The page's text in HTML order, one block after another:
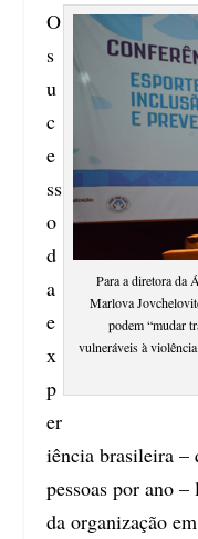
Para a diretora da
Marlova
podem “mudar
vulneráveis à
O
s
u
c
e
ss
o
d
a
e
x
p
er
iência brasileira –
pessoas por ano
da organização